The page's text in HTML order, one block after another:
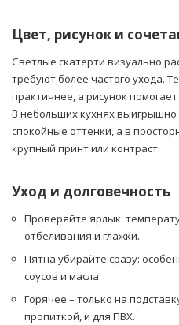
Цвет, рисунок и
Светлые скатерти визуально
требуют более частого ухода.
практичнее, а рисунок
В небольших кухнях выигрышно
спокойные оттенки, а в
крупный принт или контраст.
Уход и долговечность
Проверяйте ярлык:
отбеливания и глажки.
Пятна убирайте сразу:
соусов и масла.
Горячее – только на
пропиткой, и для ПВХ.